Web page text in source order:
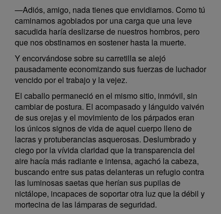
—Adiós, amigo, nada tienes que envidiarnos. Como tú
caminamos agobiados por una carga que una leve
sacudida haría deslizarse de nuestros hombros, pero
que nos obstinamos en sostener hasta la muerte.
Y encorvándose sobre su carretilla se alejó
pausadamente economizando sus fuerzas de luchador
vencido por el trabajo y la vejez.
El caballo permaneció en el mismo sitio, inmóvil, sin
cambiar de postura. El acompasado y lánguido vaivén
de sus orejas y el movimiento de los párpados eran
los únicos signos de vida de aquel cuerpo lleno de
lacras y protuberancias asquerosas. Deslumbrado y
ciego por la vívida claridad que la transparencia del
aire hacía más radiante e intensa, agachó la cabeza,
buscando entre sus patas delanteras un refugio contra
las luminosas saetas que herían sus pupilas de
nictálope, incapaces de soportar otra luz que la débil y
mortecina de las lámparas de seguridad.